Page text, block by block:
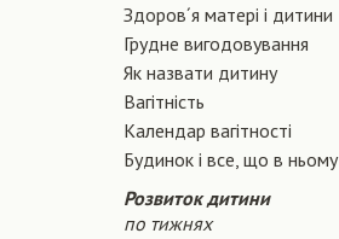
Здоров´я матері і дитини
Грудне вигодовування
Як назвати дитину
Вагiтнiсть
Календар вагітності
Будинок і все, що в ньому
Розвиток дитини
по тижнях